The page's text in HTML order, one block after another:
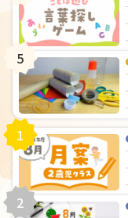
5
1
2